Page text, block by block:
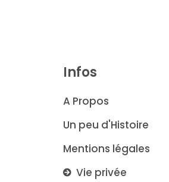
Infos
A Propos
Un peu d'Histoire
Mentions légales
Vie privée